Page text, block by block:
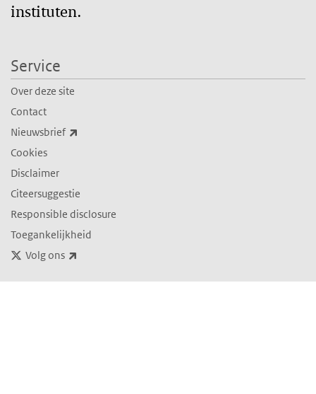
instituten.
Service
Over deze site
Contact
Nieuwsbrief
Cookies
Disclaimer
Citeersuggestie
Responsible disclosure
Toegankelijkheid
Volg ons